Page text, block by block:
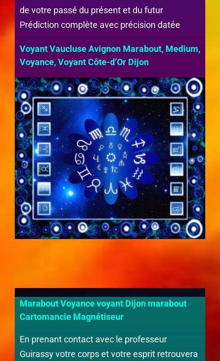
de votre passé du présent et du futur
Prédiction complète avec précision datée
Voyant Vaucluse Avignon Marabout, Medium,
Voyance, Voyant Côte-d’Or Dijon
Marabout Voyance voyant Dijon marabout
Cartomancie Magnétiseur
En prenant contact avec le professeur
Guirassy votre corps et votre esprit retrouvera